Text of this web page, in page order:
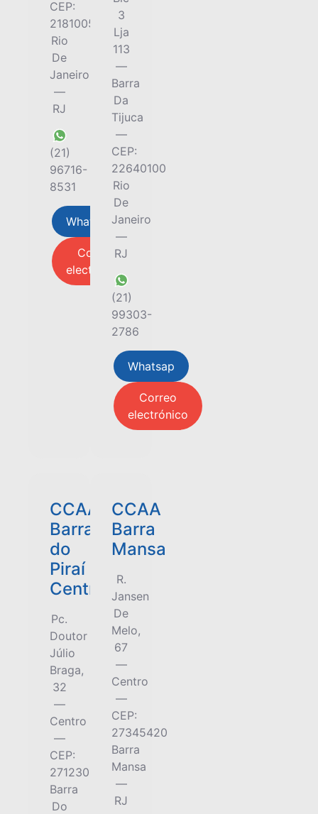
CEP:
21810052
Rio
De
Janeiro
—
RJ
(21)
96716-
8531
Whatsap
Correo
electrónico
3
Lja
113
—
Barra
Da
Tijuca
—
CEP:
22640100
Rio
De
Janeiro
—
RJ
(21)
99303-
2786
Whatsap
Correo
electrónico
CCAA
Barra
do
Piraí
Centro
Pc.
Doutor
Júlio
Braga,
32
—
Centro
—
CEP:
27123010
Barra
Do
CCAA
Barra
Mansa
R.
Jansen
De
Melo,
67
—
Centro
—
CEP:
27345420
Barra
Mansa
—
RJ